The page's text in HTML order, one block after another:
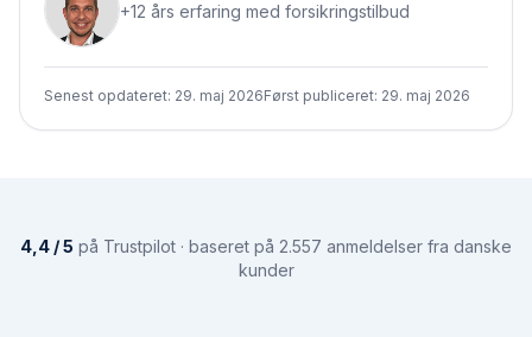
+12 års erfaring med forsikringstilbud
Senest opdateret: 29. maj 2026Først publiceret: 29. maj 2026
4,4 / 5 på Trustpilot · baseret på 2.557 anmeldelser fra danske
kunder